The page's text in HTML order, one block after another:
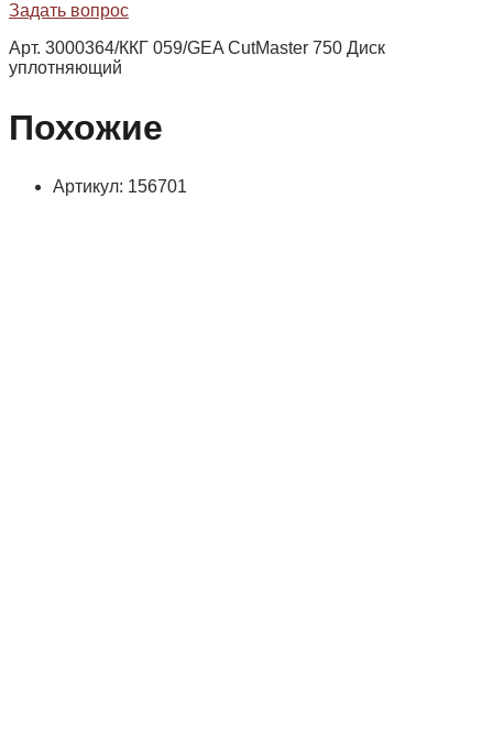
Задать вопрос
Арт. 3000364/ККГ 059/GEA CutMaster 750 Диск
уплотняющий
Похожие
Артикул: 156701